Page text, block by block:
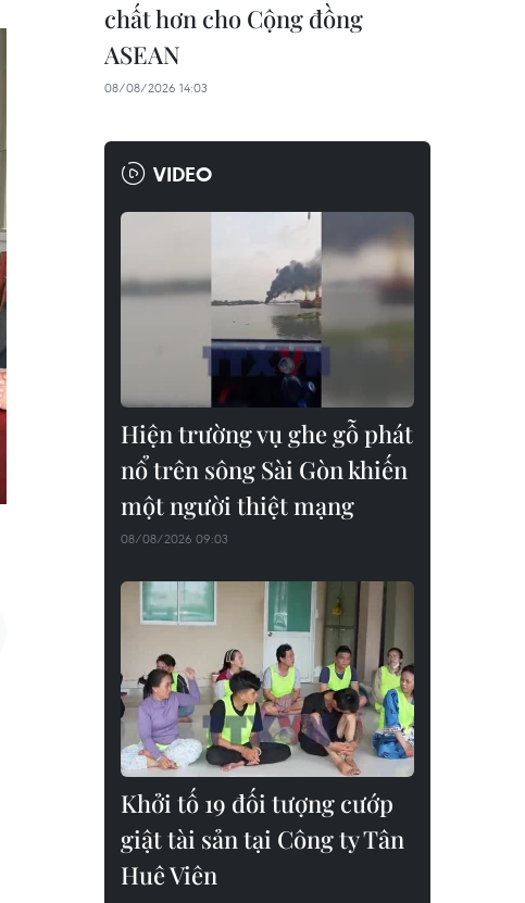
chất hơn cho Cộng đồng
ASEAN
08/08/2026 14:03
VIDEO
Hiện trường vụ ghe gỗ phát
nổ trên sông Sài Gòn khiến
một người thiệt mạng
08/08/2026 09:03
Khởi tố 19 đối tượng cướp
giật tài sản tại Công ty Tân
Huê Viên